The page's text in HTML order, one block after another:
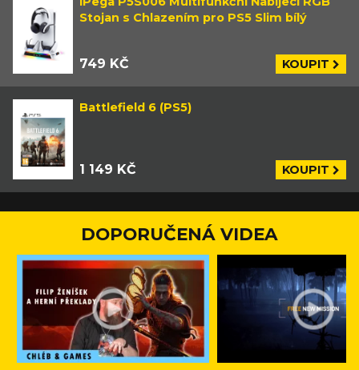
Stojan s Chlazením pro PS5 Slim bílý
749 KČ KOUPIT
Battlefield 6 (PS5)
1 149 KČ KOUPIT
DOPORUČENÁ VIDEA